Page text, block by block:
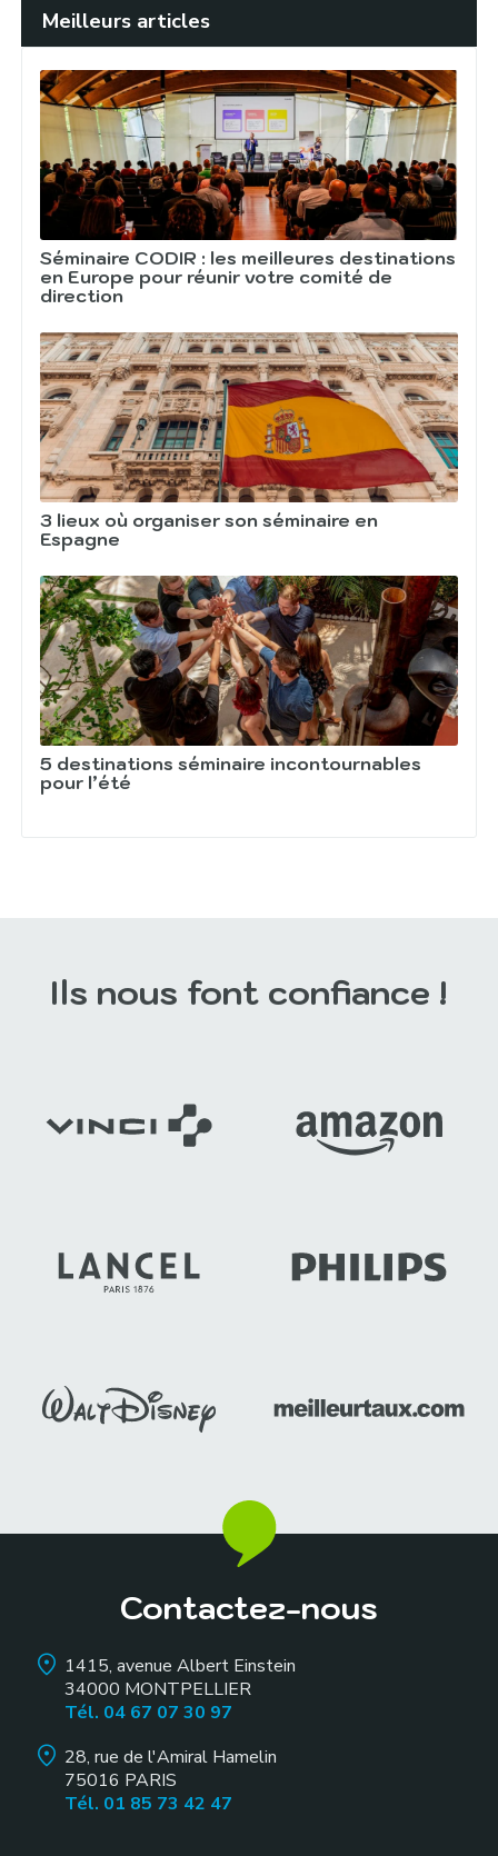
Meilleurs articles
Séminaire CODIR : les meilleures destinations
en Europe pour réunir votre comité de
direction
3 lieux où organiser son séminaire en
Espagne
5 destinations séminaire incontournables
pour l’été
Ils nous font confiance !
Contactez-nous
1415, avenue Albert Einstein
34000 MONTPELLIER
Tél. 04 67 07 30 97
28, rue de l'Amiral Hamelin
75016 PARIS
Tél. 01 85 73 42 47